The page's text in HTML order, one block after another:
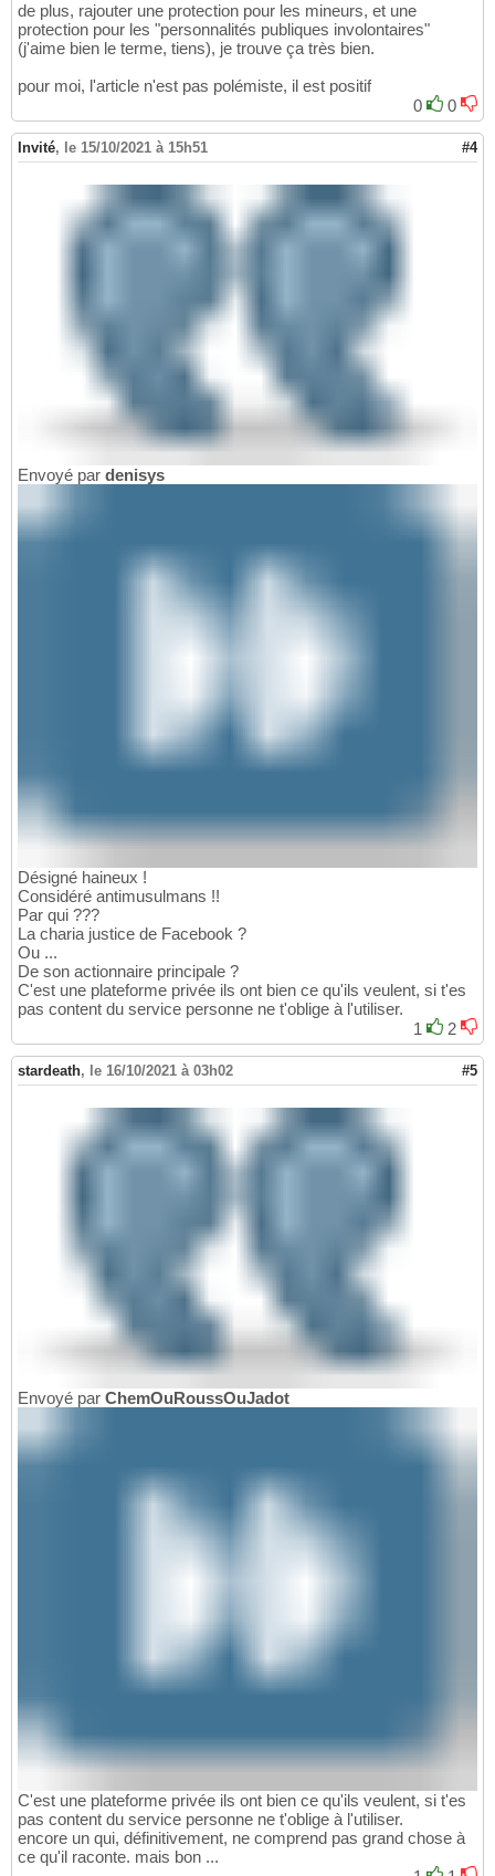
de plus, rajouter une protection pour les mineurs, et une
protection pour les "personnalités publiques involontaires"
(j'aime bien le terme, tiens), je trouve ça très bien.
pour moi, l'article n'est pas polémiste, il est positif
0
0
Invité, le 15/10/2021 à 15h51 #4
Envoyé par denisys
Désigné haineux !
Considéré antimusulmans !!
Par qui ???
La charia justice de Facebook ?
Ou ...
De son actionnaire principale ?
C'est une plateforme privée ils ont bien ce qu'ils veulent, si t'es
pas content du service personne ne t'oblige à l'utiliser.
1
2
stardeath, le 16/10/2021 à 03h02 #5
Envoyé par ChemOuRoussOuJadot
C'est une plateforme privée ils ont bien ce qu'ils veulent, si t'es
pas content du service personne ne t'oblige à l'utiliser.
encore un qui, définitivement, ne comprend pas grand chose à
ce qu'il raconte. mais bon ...